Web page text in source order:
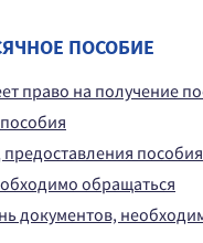
ПОСОБИЕ
право на получение
пособия
обращаться
документов,